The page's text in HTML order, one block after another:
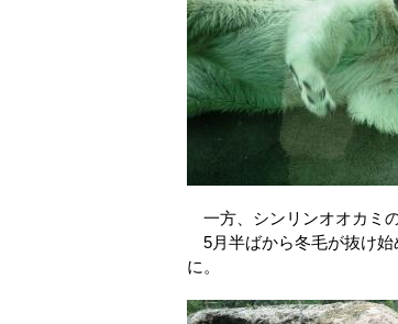
一方、シンリンオオカミ
5月半ばから冬毛が抜け始
に。